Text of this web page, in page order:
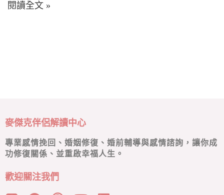
閱讀全文 »
麥傑克伴侶解讀中心
專業感情挽回、婚姻修復、婚前輔導與感情諮詢，讓你成
功修復關係、並重啟幸福人生。
歡迎關注我們